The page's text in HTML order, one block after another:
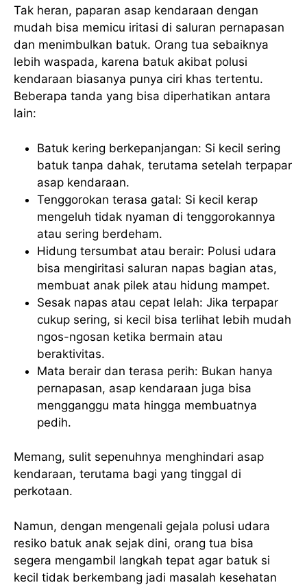
Tak heran, paparan asap kendaraan dengan
mudah bisa memicu iritasi di saluran pernapasan
dan menimbulkan batuk. Orang tua sebaiknya
lebih waspada, karena batuk akibat polusi
kendaraan biasanya punya ciri khas tertentu.
Beberapa tanda yang bisa diperhatikan antara
lain:
Batuk kering berkepanjangan: Si kecil sering
batuk tanpa dahak, terutama setelah terpapar
asap kendaraan.
Tenggorokan terasa gatal: Si kecil kerap
mengeluh tidak nyaman di tenggorokannya
atau sering berdeham.
Hidung tersumbat atau berair: Polusi udara
bisa mengiritasi saluran napas bagian atas,
membuat anak pilek atau hidung mampet.
Sesak napas atau cepat lelah: Jika terpapar
cukup sering, si kecil bisa terlihat lebih mudah
ngos-ngosan ketika bermain atau
beraktivitas.
Mata berair dan terasa perih: Bukan hanya
pernapasan, asap kendaraan juga bisa
mengganggu mata hingga membuatnya
pedih.
Memang, sulit sepenuhnya menghindari asap
kendaraan, terutama bagi yang tinggal di
perkotaan.
Namun, dengan mengenali gejala polusi udara
resiko batuk anak sejak dini, orang tua bisa
segera mengambil langkah tepat agar batuk si
kecil tidak berkembang jadi masalah kesehatan